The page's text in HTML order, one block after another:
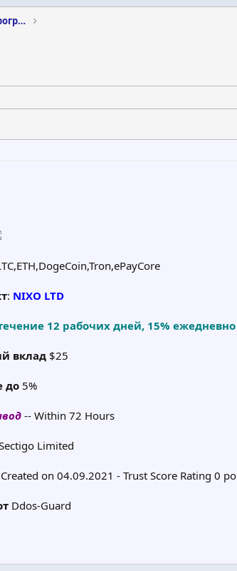
Архив раздела: Список проблемных программ
: NIXO LTD
12 рабочих дней, 15%
вклад$25
до5%
-- Within 72 Hours
Limited
on 04.09.2021 - Trust Score Rating 0
Ddos-Guard​